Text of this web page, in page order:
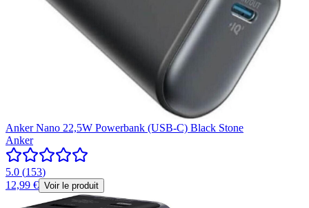
Anker Nano 22,5W Powerbank (USB-C) Black Stone
Anker
5.0 (153)
12,99 € Voir le produit